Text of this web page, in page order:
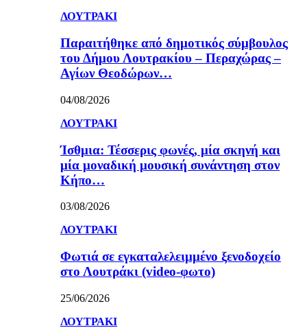
ΛΟΥΤΡΑΚΙ
Παραιτήθηκε από δημοτικός σύμβουλος
του Δήμου Λουτρακίου – Περαχώρας –
Αγίων Θεοδώρων…
04/08/2026
ΛΟΥΤΡΑΚΙ
Ίσθμια: Τέσσερις φωνές, μία σκηνή και
μία μοναδική μουσική συνάντηση στον
Κήπο…
03/08/2026
ΛΟΥΤΡΑΚΙ
Φωτιά σε εγκαταλελειμμένο ξενοδοχείο
στο Λουτράκι (video-φωτο)
25/06/2026
ΛΟΥΤΡΑΚΙ